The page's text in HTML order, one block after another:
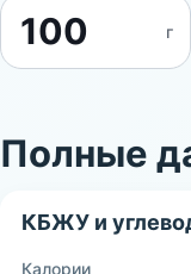
г
Полные
КБЖУ и
Калории